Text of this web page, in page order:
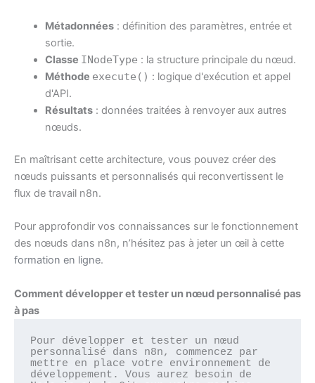
Métadonnées: définition des paramètres, entrée et
sortie.
Classe INodeType : la structure principale du nœud.
Méthode execute() : logique d'exécution et appel
d'API.
Résultats: données traitées à renvoyer aux autres
nœuds.
En maîtrisant cette architecture, vous pouvez créer des
nœuds puissants et personnalisés qui reconvertissent le
flux de travail n8n.
Pour approfondir vos connaissances sur le fonctionnement
des nœuds dans n8n, n’hésitez pas à jeter un œil à cette
formation en ligne.
Comment développer et tester un nœud personnalisé pas
à pas
Pour développer et tester un nœud
personnalisé dans n8n, commencez par
mettre en place votre environnement de
développement. Vous aurez besoin de